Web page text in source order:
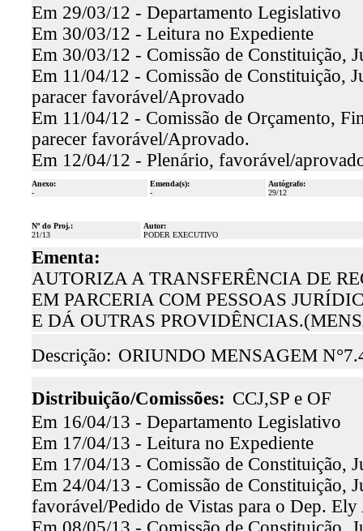
Em 29/03/12 - Departamento Legislativo
Em 30/03/12 - Leitura no Expediente
Em 30/03/12 - Comissão de Constituição,
Em 11/04/12 - Comissão de Constituição,
paracer favorável/Aprovado
Em 11/04/12 - Comissão de Orçamento,
parecer favorável/Aprovado.
Em 12/04/12 - Plenário, favorável/
Anexo:
-
Emenda(s):
-
Autógrafo:
29/12
Nº do Proj.:
21/13
Autor:
PODER EXECUTIVO
Ementa:
AUTORIZA A TRANSFERÊNCIA DE
EM PARCERIA COM PESSOAS
E DÁ OUTRAS
Descrição: ORIUNDO MENSAGEM
Distribuição/Comissões: CCJ,SP e OF
Em 16/04/13 - Departamento Legislativo
Em 17/04/13 - Leitura no Expediente
Em 17/04/13 - Comissão de Constituição,
Em 24/04/13 - Comissão de Constituição,
favorável/Pedido de Vistas para o Dep.